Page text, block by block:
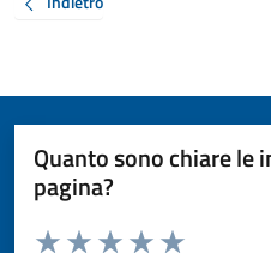
Quanto sono chiare le
pagina?
Valuta da 1 a 5 stelle la pagina